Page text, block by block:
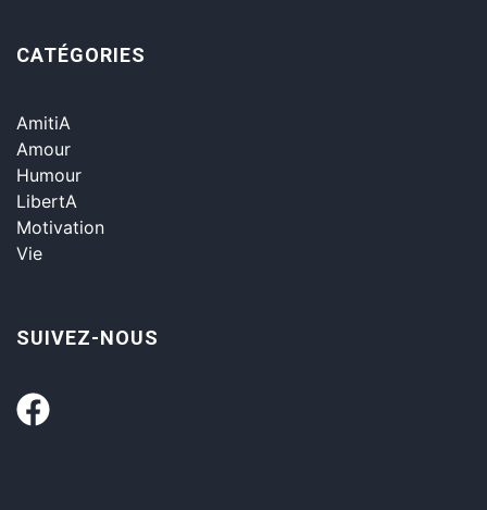
CATÉGORIES
AmitiA
Amour
Humour
LibertA
Motivation
Vie
SUIVEZ-NOUS